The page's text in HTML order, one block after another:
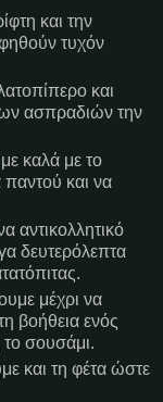
και την
τυχόν
και
ασπραδιών την
καλά με το
παντού και να
αντικολλητικό
δευτερόλεπτα
μέχρι να
βοήθεια ενός
σουσάμι.
και τη φέτα ώστε